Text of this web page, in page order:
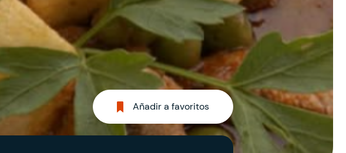
Añadir a favoritos